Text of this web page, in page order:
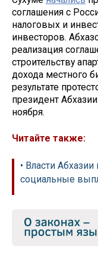
соглашения с
налоговых и
инвесторов.
реализация
строительству
дохода местного
результате
президент
ноября.
Читайте также:
• Власти
социальные